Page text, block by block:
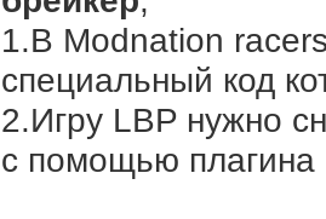
1.В Modnation
специальный код
2.Игру LBP нужно
с помощью плагина